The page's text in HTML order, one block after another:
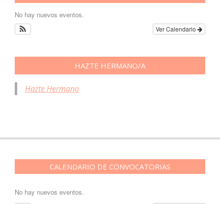
No hay nuevos eventos.
Ver Calendario
HAZTE HERMANO/A
Hazte Hermano
CALENDARIO DE CONVOCATORIAS
No hay nuevos eventos.